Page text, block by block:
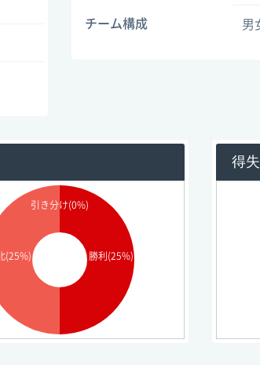
チーム構成 男
勝利(25%)
(25%)
引き分け(0%)
得